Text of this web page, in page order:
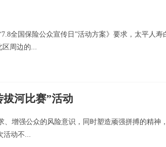
全国保险公众宣传日”活动方案》要求，太平人
周边的...
河比赛”活动
增强公众的风险意识，同时塑造顽强拼搏的精神
动不...